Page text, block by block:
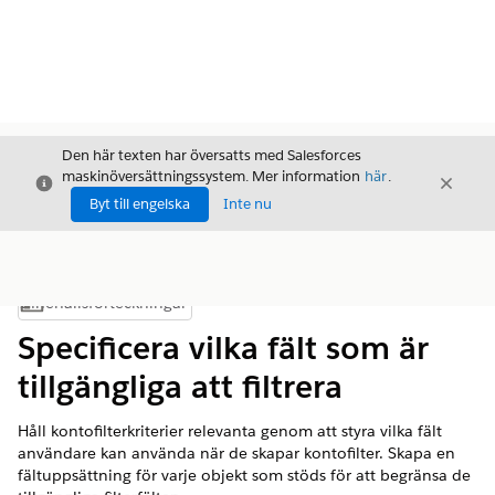
Stäng
Den här texten har översatts med Salesforces
maskinöversättningssystem. Mer information här.
Byt till engelska
Inte nu
Stäng
Visa innehållsförteckning
Innehållsförteckningar
Specificera vilka fält som är
tillgängliga att filtrera
Håll kontofilterkriterier relevanta genom att styra vilka fält
användare kan använda när de skapar kontofilter. Skapa en
fältuppsättning för varje objekt som stöds för att begränsa de